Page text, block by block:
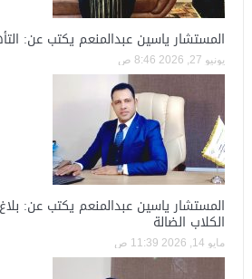
المستشار ياسين عبدالمنعم يكتب عن: التأهل
يونيو 27, 2026 8:46 ص
المستشار ياسين عبدالمنعم يكتب عن:
الكلاب الضالة
مايو 14, 2026 11:39 ص